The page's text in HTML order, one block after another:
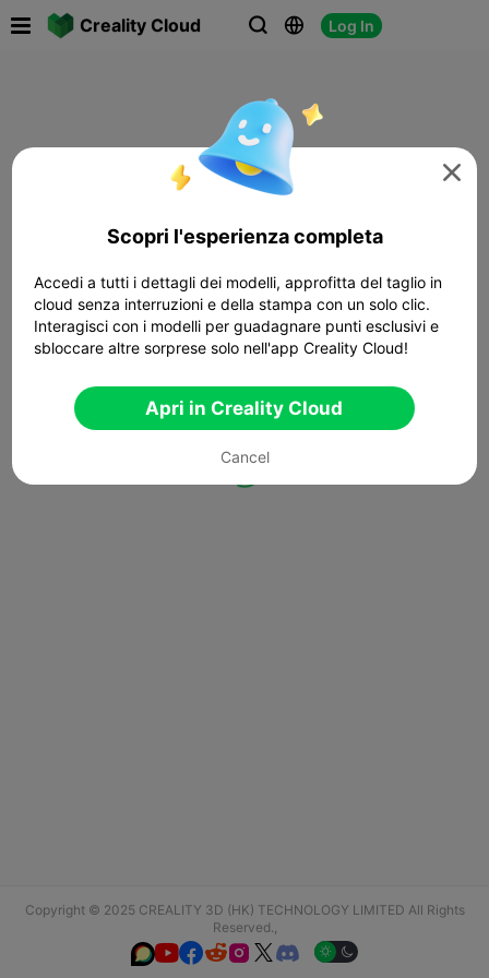
Creality Cloud   Log In
Copyright © 2025 CREALITY 3D (HK) TECHNOLOGY LIMITED All Rights
Reserved.,
  

Scopri l'esperienza completa
Accedi a tutti i dettagli dei modelli, approfitta del taglio in
cloud senza interruzioni e della stampa con un solo clic.
Interagisci con i modelli per guadagnare punti esclusivi e
sbloccare altre sorprese solo nell'app Creality Cloud!
Apri in Creality Cloud
Cancel